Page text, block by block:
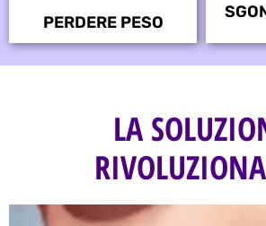
PERDERE PESO
LA